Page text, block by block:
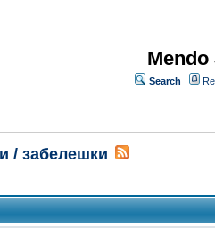
Search
/ забелешки